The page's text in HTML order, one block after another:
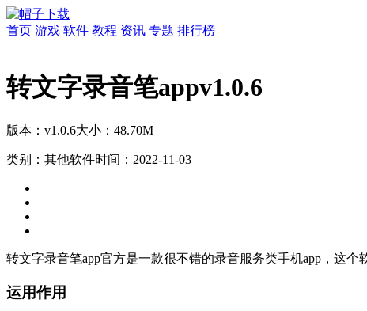
首页 游戏 软件 教程 资讯 专题 排行榜
转文字录音笔appv1.0.6
版本：v1.0.6大小：48.70M
类别：其他软件时间：2022-11-03
转文字录音笔app官方是一款很不错的录音服务类手机app，这
运用作用